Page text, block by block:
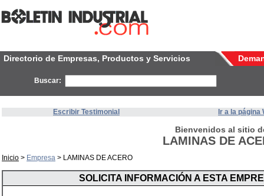
Directorio de Empresas, Productos y Servicios
Buscar:
Escribir Testimonial Ir a la página
Bienvenidos al sitio
LAMINAS DE
Inicio > Empresa > LAMINAS DE ACERO
SOLICITA INFORMACIÓN A ESTA